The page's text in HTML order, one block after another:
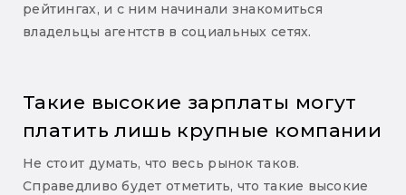
рейтингах, и с ним начинали знакомиться
владельцы агентств в социальных сетях.
Такие высокие зарплаты могут
платить лишь крупные компании
Не стоит думать, что весь рынок таков.
Справедливо будет отметить, что такие высокие